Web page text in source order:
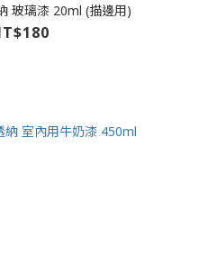
玻璃漆 20ml (描邊用)